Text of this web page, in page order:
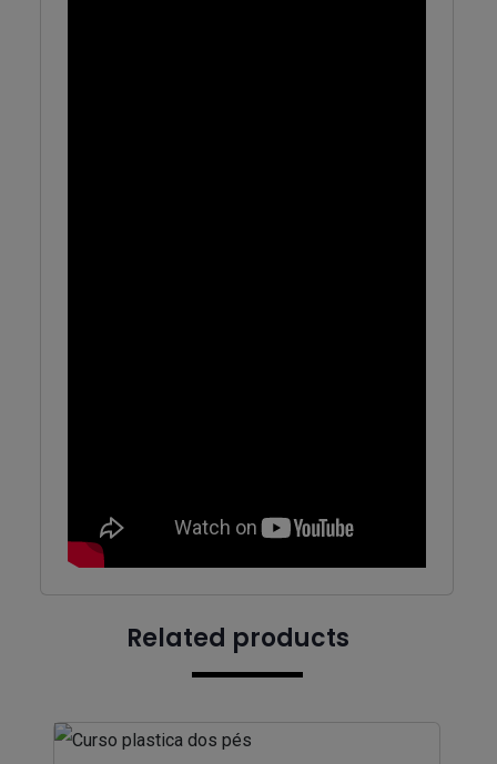
Related products